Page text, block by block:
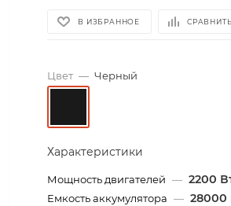
В ИЗБРАННОЕ СРАВНИТЬ
Цвет — Черный
Характеристики
Мощность двигателей — 2200
Емкость аккумулятора — 28000